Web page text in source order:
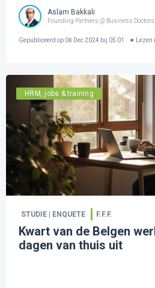
Aslam Bakkali
Founding Partners @ Business
Gepubliceerd op 08 Dec 2024 bij 05:01 Lezen
HRM, jobs & training
STUDIE | ENQUETE F.F.F.
Kwart van de Belgen
dagen van thuis uit